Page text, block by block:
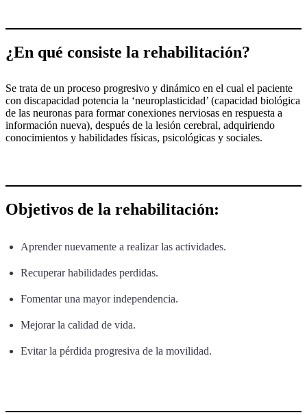
¿En qué consiste la rehabilitación?
Se trata de un proceso progresivo y dinámico en el cual el paciente
con discapacidad potencia la ‘neuroplasticidad’ (capacidad biológica
de las neuronas para formar conexiones nerviosas en respuesta a
información nueva), después de la lesión cerebral, adquiriendo
conocimientos y habilidades físicas, psicológicas y sociales.
Objetivos de la rehabilitación:
Aprender nuevamente a realizar las actividades.
Recuperar habilidades perdidas.
Fomentar una mayor independencia.
Mejorar la calidad de vida.
Evitar la pérdida progresiva de la movilidad.